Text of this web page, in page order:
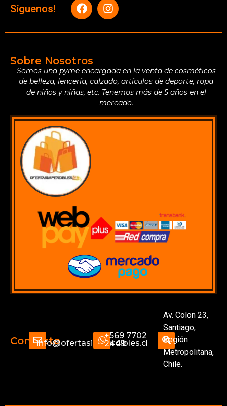
Síguenos!
Sobre Nosotros
Somos una pyme encargada en la venta de cosméticos
de belleza, lencería, calzado, artículos de deporte, ropa
de niños y niñas, etc. Tenemos más de 5 años en el
mercado.
Contactoinfo@ofertasimperdibles.cl
+569 7702
2449
Av. Colon 23,
Santiago,
Región
Metropolitana,
Chile.